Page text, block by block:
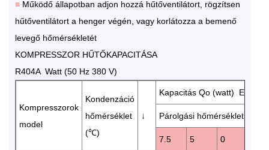
■ Működő állapotban adjon hozzá hűtőventilátort, rögzítsen
hűtőventilátort a henger végén, vagy korlátozza a bemenő
levegő hőmérsékletét
KOMPRESSZOR HŰTŐKAPACITÁSA
R404A Watt (50 Hz 380 V)
Kompresszorok
model
Kondenzáció
hőmérséklet
(℃)
↓
Kapacitás Qo (watt)
Párolgási hőmérséklet (℃)
7.5 5 0